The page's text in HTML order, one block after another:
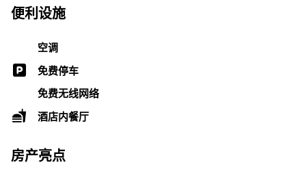
便利设施
空调
免费停车
免费无线网络
酒店内餐厅
房产亮点